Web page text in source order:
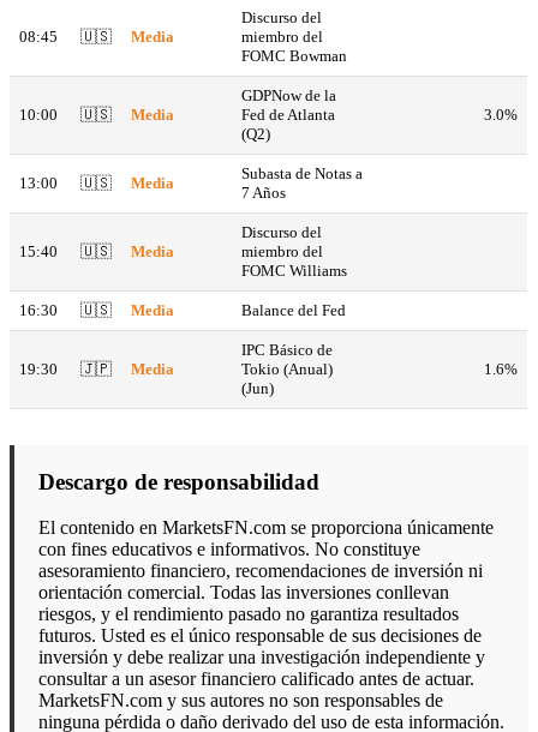
08:45 🇺🇸 Media
Discurso del
miembro del
FOMC Bowman
10:00 🇺🇸 Media
GDPNow de la
Fed de Atlanta
(Q2)
3.0%
13:00 🇺🇸 Media
Subasta de Notas a
7 Años
15:40 🇺🇸 Media
Discurso del
miembro del
FOMC Williams
16:30 🇺🇸 Media Balance del Fed
19:30 🇯🇵 Media
IPC Básico de
Tokio (Anual)
(Jun)
1.6%
Descargo de responsabilidad
El contenido en MarketsFN.com se proporciona únicamente
con fines educativos e informativos. No constituye
asesoramiento financiero, recomendaciones de inversión ni
orientación comercial. Todas las inversiones conllevan
riesgos, y el rendimiento pasado no garantiza resultados
futuros. Usted es el único responsable de sus decisiones de
inversión y debe realizar una investigación independiente y
consultar a un asesor financiero calificado antes de actuar.
MarketsFN.com y sus autores no son responsables de
ninguna pérdida o daño derivado del uso de esta información.